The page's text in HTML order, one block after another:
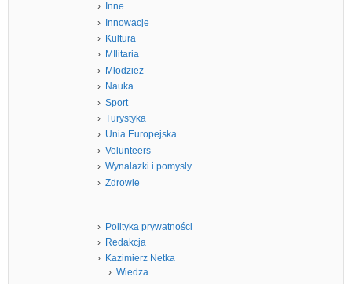
Inne
Innowacje
Kultura
MIlitaria
Młodzież
Nauka
Sport
Turystyka
Unia Europejska
Volunteers
Wynalazki i pomysły
Zdrowie
Polityka prywatności
Redakcja
Kazimierz Netka
Wiedza